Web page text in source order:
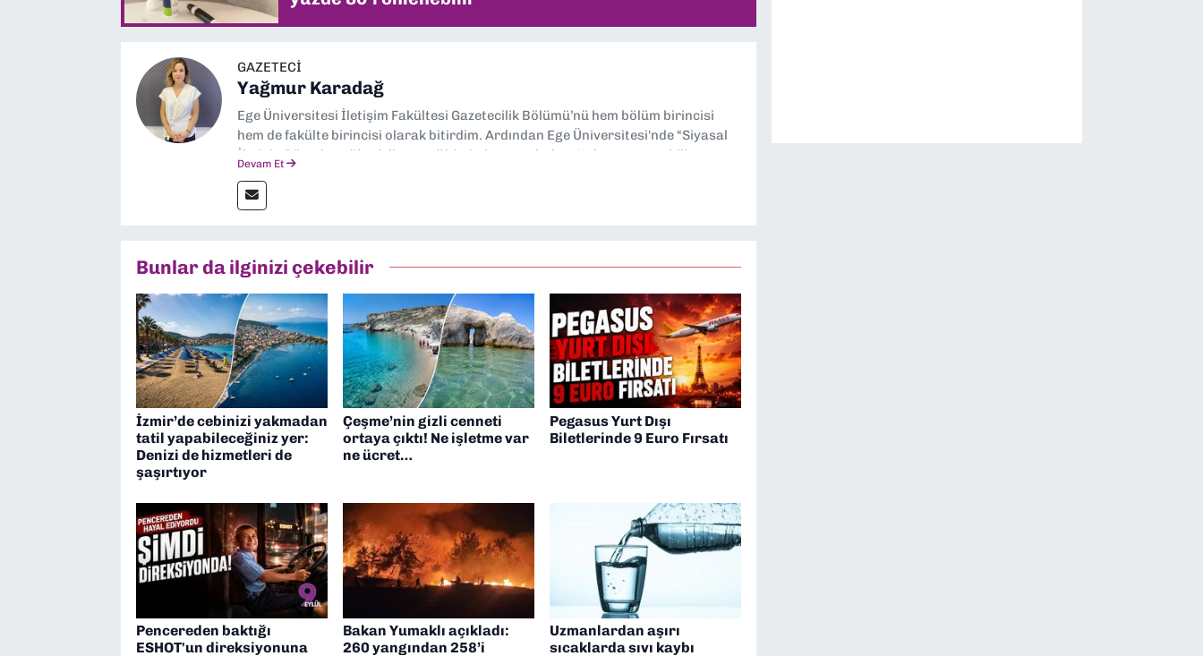
GAZETECI
Yağmur Karadağ
Ege Üniversitesi İletişim Fakültesi Gazetecilik Bölümü’nü hem bölüm birincisi
hem de fakülte birincisi olarak bitirdim. Ardından Ege Üniversitesi'nde “Siyasal
İletişim” üzerine yüksek lisans eğitimimi tamamladım. Halen aynı anabilim
“Haber Müdürü” olarak görev almaktayım. Hak odaklı haberciliğe dair
çalışmalar yapıyorum
Devam Et
Bunlar da ilginizi çekebilir
İzmir’de cebinizi yakmadan
tatil yapabileceğiniz yer:
Denizi de hizmetleri de
şaşırtıyor
Çeşme’nin gizli cenneti
ortaya çıktı! Ne işletme var
ne ücret…
Pegasus Yurt Dışı
Biletlerinde 9 Euro Fırsatı
Pencereden baktığı
ESHOT'un direksiyonuna
Bakan Yumaklı açıkladı:
260 yangından 258’i
Uzmanlardan aşırı
sıcaklarda sıvı kaybı